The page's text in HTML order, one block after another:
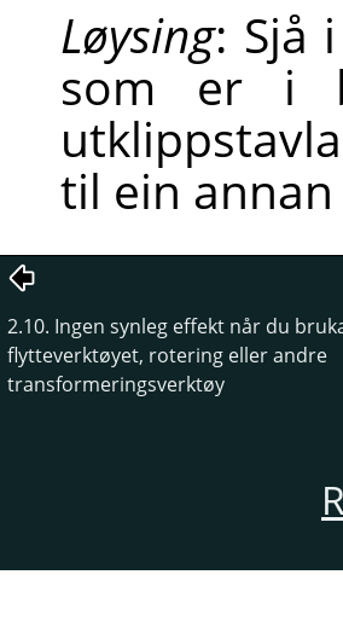
Løysing: Sjå i
som er i
til ein
2.10. Ingen synleg effekt når du
flytteverktøyet, rotering eller andre
transformeringsverktøy